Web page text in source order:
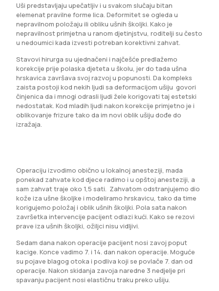
Uši predstavljaju upečatljiv i u svakom slučaju bitan
elemenat pravilne forme lica. Deformitet se ogleda u
nepravilnom položaju ili obliku ušnih školjki. Kako je
nepravilnost primjetna u ranom djetinjstvu, roditelji su često
u nedoumici kada izvesti potreban korektivni zahvat.
Stavovi hirurga su ujednačeni i najčešće predlažemo
korekcije prije polaska djeteta u školu, jer do tada ušna
hrskavica završava svoj razvoj u popunosti. Da kompleks
zaista postoji kod nekih ljudi sa deformacijom ušiju govori
činjenica da i mnogi odrasli ljudi žele korigovati taj estetski
nedostatak. Kod mladih ljudi nakon korekcije primjetno je i
oblikovanje frizure tako da im novi oblik ušiju dođe do
izražaja.
Operaciju izvodimo obično u lokalnoj anesteziji, mada
ponekad zahvate kod djece radimo i u opštoj anesteziji, a
sam zahvat traje oko 1,5 sati. Zahvatom odstranjujemo dio
kože iza ušne školjke i modeliramo hrskavicu, tako da time
korigujemo položaj i oblik ušnih školjki. Pola sata nakon
završetka intervencije pacijent odlazi kući. Kako se rezovi
prave iza ušnih školjki, ožiljci nisu vidljivi.
Sedam dana nakon operacije pacijent nosi zavoj poput
kacige. Konce vadimo 7. i 14. dan nakon operacije. Moguće
su pojave blagog otoka i podliva koji se povlače 7. dan od
operacije. Nakon skidanja zavoja naredne 3 nedjelje pri
spavanju pacijent nosi elastičnu traku preko ušiju.